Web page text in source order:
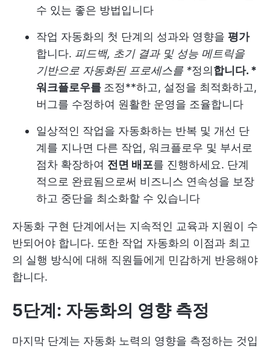
수 있는 좋은 방법입니다
작업 자동화의 첫 단계의 성과와 영향을 평가
합니다. 피드백, 초기 결과 및 성능 메트릭을
기반으로 자동화된 프로세스를 *정의합니다. *
워크플로우를 조정**하고, 설정을 최적화하고,
버그를 수정하여 원활한 운영을 조율합니다
일상적인 작업을 자동화하는 반복 및 개선 단
계를 지나면 다른 작업, 워크플로우 및 부서로
점차 확장하여 전면 배포를 진행하세요. 단계
적으로 완료됨으로써 비즈니스 연속성을 보장
하고 중단을 최소화할 수 있습니다
자동화 구현 단계에서는 지속적인 교육과 지원이 수
반되어야 합니다. 또한 작업 자동화의 이점과 최고
의 실행 방식에 대해 직원들에게 민감하게 반응해야
합니다.
5단계: 자동화의 영향 측정
마지막 단계는 자동화 노력의 영향을 측정하는 것입